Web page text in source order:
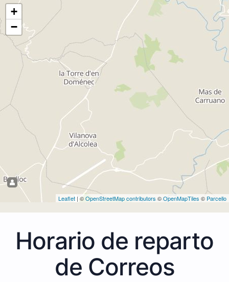
+
−
Leaflet | ©OpenStreetMap contributors ©OpenMapTiles © Parcello
Horario de reparto
de Correos